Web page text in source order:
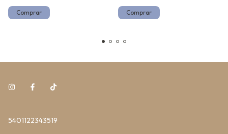
Comprar Comprar
5401122343519